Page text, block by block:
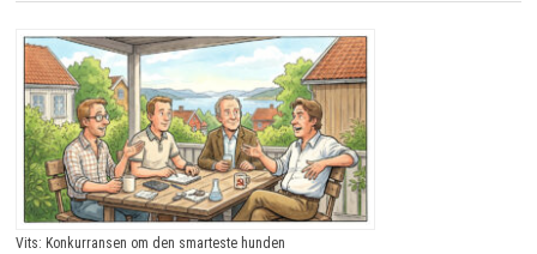
Vits: Konkurransen om den smarteste hunden